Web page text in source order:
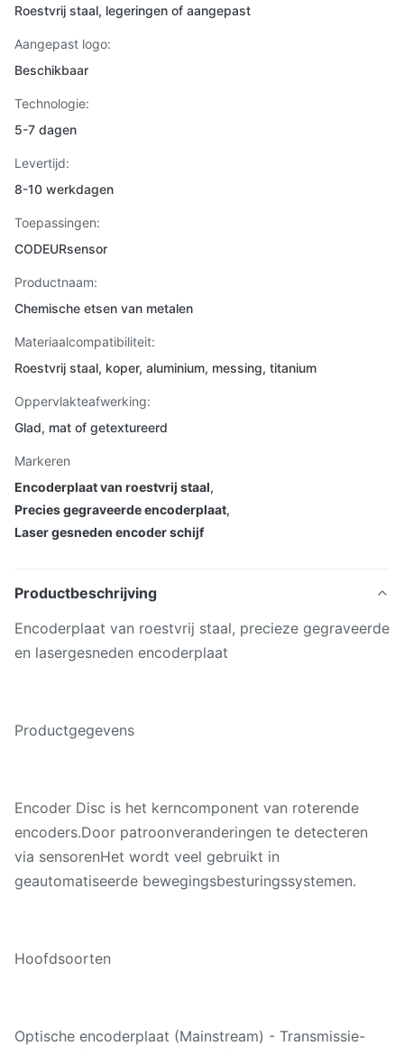
Roestvrij staal, legeringen of aangepast
Aangepast logo:
Beschikbaar
Technologie:
5-7 dagen
Levertijd:
8-10 werkdagen
Toepassingen:
CODEURsensor
Productnaam:
Chemische etsen van metalen
Materiaalcompatibiliteit:
Roestvrij staal, koper, aluminium, messing, titanium
Oppervlakteafwerking:
Glad, mat of getextureerd
Markeren
Encoderplaat van roestvrij staal,
Precies gegraveerde encoderplaat,
Laser gesneden encoder schijf
Productbeschrijving
Encoderplaat van roestvrij staal, precieze gegraveerde
en lasergesneden encoderplaat
Productgegevens
Encoder Disc is het kerncomponent van roterende
encoders.Door patroonveranderingen te detecteren
via sensorenHet wordt veel gebruikt in
geautomatiseerde bewegingsbesturingssystemen.
Hoofdsoorten
Optische encoderplaat (Mainstream) - Transmissie-